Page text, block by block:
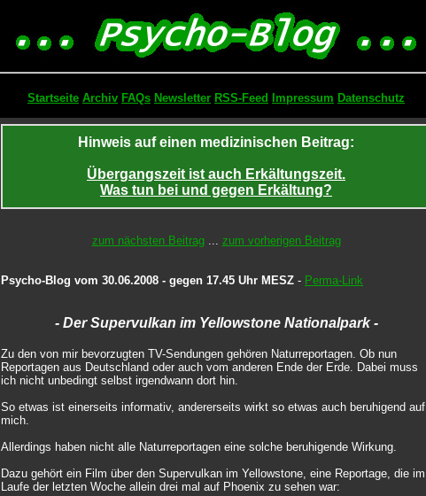
Startseite Archiv FAQs Newsletter RSS-Feed Impressum Datenschutz
Hinweis auf einen medizinischen Beitrag:
Übergangszeit ist auch Erkältungszeit.
Was tun bei und gegen Erkältung?
zum nächsten Beitrag... zum vorherigen Beitrag
Psycho-Blog vom 30.06.2008 - gegen 17.45 Uhr MESZ - Perma-Link
- Der Supervulkan im Yellowstone Nationalpark -
Zu den von mir bevorzugten TV-Sendungen gehören Naturreportagen. Ob nun
Reportagen aus Deutschland oder auch vom anderen Ende der Erde. Dabei muss
ich nicht unbedingt selbst irgendwann dort hin.
So etwas ist einerseits informativ, andererseits wirkt so etwas auch beruhigend auf
mich.
Allerdings haben nicht alle Naturreportagen eine solche beruhigende Wirkung.
Dazu gehört ein Film über den Supervulkan im Yellowstone, eine Reportage, die im
Laufe der letzten Woche allein drei mal auf Phoenix zu sehen war: